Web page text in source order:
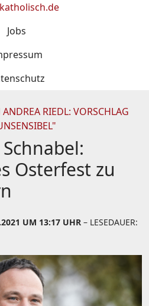
katholisch.de
Jobs
RIEDL: VORSCHLAG
Osterfest zu
UM 13:17 UHR – LESEDAUER: